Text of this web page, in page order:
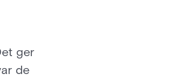
ger
de